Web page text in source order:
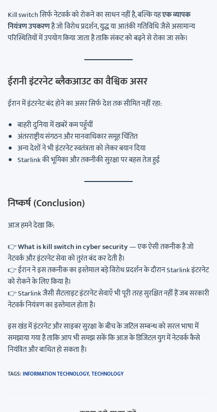
Kill switch सिर्फ नेटवर्क को रोकने का साधन नहीं है, बल्कि यहएक व्यापक
नियंत्रण उपकरणहै जो विरोध प्रदर्शन, युद्ध या आतंकी गतिविधि जैसे असामान्य
परिस्थितियों में उपयोग किया जाता है ताकि संकट को बढ़ने से रोका जा सके।
ईरानी इंटरनेट ब्लैकआउट का वैश्विक असर
ईरान में इंटरनेट बंद होने का असर सिर्फ देश तक सीमित नहीं रहा:
बाहरी दुनिया में खबरें कम पहुँचीं
अंतरराष्ट्रीय संगठन और मानवाधिकार समूह चिंतित
अन्य देशों ने भी इंटरनेट स्वतंत्रता को लेकर बयान दिया
Starlink की भूमिका और तकनीकी सुरक्षा पर बहस तेज हुई
निष्कर्ष (Conclusion)
आज हमने देखा कि:
👉What is kill switch in cyber security— एक ऐसी तकनीक है जो
नेटवर्क और इंटरनेट सेवा को तुरंत बंद कर देती है।
👉 ईरान ने इस तकनीक का इस्तेमाल बड़े विरोध प्रदर्शन के दौरान Starlink इंटरनेट
को रोकने के लिए किया है।
👉 Starlink जैसी सैटलाइट इंटरनेट सेवाएँ भी पूरी तरह सुरक्षित नहीं हैं जब सरकारी
नेटवर्क नियंत्रण का इस्तेमाल होता है।
इस खंड में इंटरनेट और साइबर सुरक्षा के बीच के जटिल सम्बन्ध को सरल भाषा में
समझाया गया है ताकि आप भी समझ सकें कि आज के डिजिटल युग में नेटवर्क कैसे
नियंत्रित और बाधित हो सकता है।
TAGS: INFORMATION TECHNOLOGY,TECHNOLOGY